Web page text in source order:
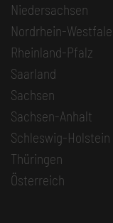
Niedersachsen
Nordrhein-
Rheinland-Pfalz
Saarland
Sachsen
Sachsen-Anhalt
Schleswig-Holstein
Thüringen
Österreich